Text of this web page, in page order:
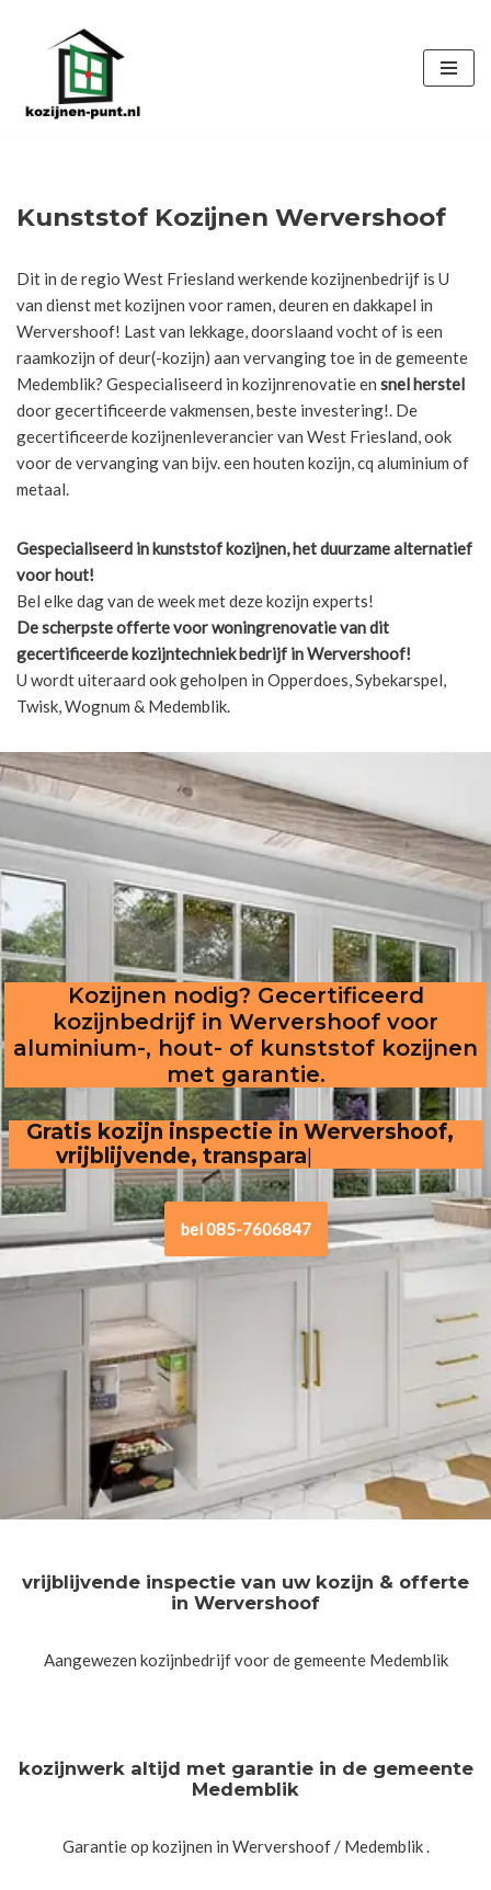
de
Kunststof Kozijnen Wervershoof
Dit in de regio West Friesland werkende kozijnenbedrijf is U
van dienst met kozijnen voor ramen, deuren en dakkapel in
Wervershoof! Last van lekkage, doorslaand vocht of is een
raamkozijn of deur(-kozijn) aan vervanging toe in de gemeente
Medemblik? Gespecialiseerd in kozijnrenovatie en snel herstel
door gecertificeerde vakmensen, beste investering!. De
gecertificeerde kozijnenleverancier van West Friesland, ook
voor de vervanging van bijv. een houten kozijn, cq aluminium of
metaal.
Gespecialiseerd in kunststof kozijnen, het duurzame alternatief
voor hout!
Bel elke dag van de week met deze kozijn experts!
De scherpsteofferte voor woningrenovatie van dit
gecertificeerde kozijntechniek bedrijf in Wervershoof!
U wordt uiteraard ook geholpen in Opperdoes, Sybekarspel,
Twisk, Wognum & Medemblik.
Kozijnen nodig? Gecertificeerd
kozijnbedrijf in Wervershoof voor
aluminium-, hout- of kunststof kozijnen
met garantie.
Gratis kozijn inspectie in Wervershoof,
vrijblijvende, transparante offerte
bel 085-7606847
vrijblijvende inspectie van uw kozijn & offerte
in Wervershoof
Aangewezen kozijnbedrijf voor de gemeente Medemblik
kozijnwerk altijd met garantie in de gemeente
Medemblik
Garantie op kozijnen in Wervershoof / Medemblik .